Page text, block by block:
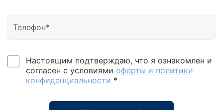
Настоящим подтверждаю, что я ознакомлен и
согласен с условиями оферты и политики
конфиденциальности *